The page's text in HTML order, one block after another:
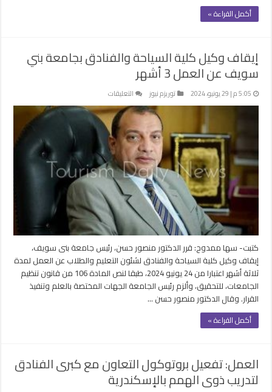
أكمل القراءة »
إيقاف وكيل كلية السياحة والفنادق بجامعة بني
سويف عن العمل 3 أشهر
5:05 م | 29 يونيو، 2024 توريزم نيوز التعليقات
إيقاف
وكيل
كلية
السياحة
والفنادق
بجامعة
بني
سويف
عن
العمل
3
أشهر
مغلقة
كتبت- سها ممدوح: قرر الدكتور منصور حسن، رئيس جامعة بنى سويف،
إيقاف وكيل كلية السياحة والفنادق لشئون التعليم والطلاب عن العمل لمدة
ثلاثة أشهر اعتبارا من 24 يونيو 2024، طبقا لنص المادة 106 من قانون تنظيم
الجامعات، للتحقيق، وألزم رئيس الجامعة الجهات المختصة بالعلم وتنفيذ
القرار. وقال الدكتور منصور حسن …
أكمل القراءة »
العمل: تفعيل بروتوكول التعاون مع كبرى الفنادق
لتدريب ذوى الهمم بالإسكندرية